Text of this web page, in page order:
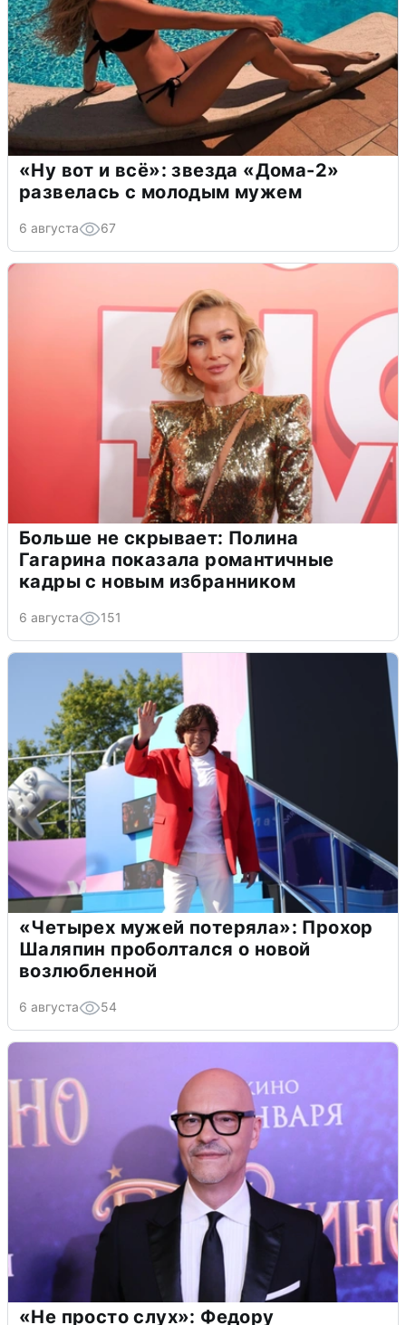
«Ну вот и всё»: звезда «Дома-2»
развелась с молодым мужем
6 августа 67
Больше не скрывает: Полина
Гагарина показала романтичные
кадры с новым избранником
6 августа 151
«Четырех мужей потеряла»: Прохор
Шаляпин проболтался о новой
возлюбленной
6 августа 54
«Не просто слух»: Федору